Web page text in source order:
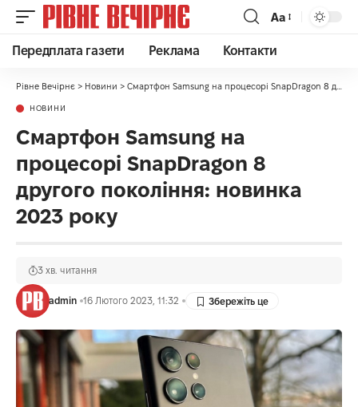
Аа
Передплата газети Реклама Контакти
Рівне Вечірнє > Новини > Смартфон Samsung на процесорі SnapDragon 8 другого покоління: новинка 2023 року
НОВИНИ
Смартфон Samsung на
процесорі SnapDragon 8
другого покоління: новинка
2023 року
admin 16 Лютого 2023, 11:32
3 хв. читання